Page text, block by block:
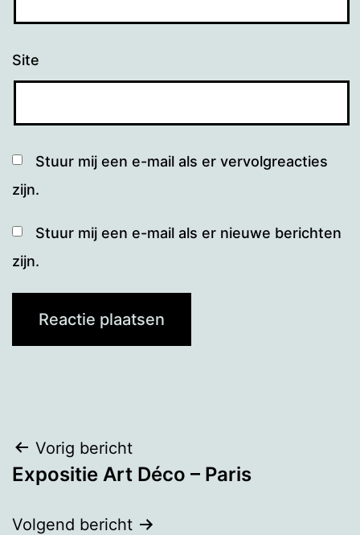
Site
Stuur mij een e-mail als er vervolgreacties
zijn.
Stuur mij een e-mail als er nieuwe berichten
zijn.
Bericht
navigatie
Vorig bericht
Expositie Art Déco – Paris
Volgend bericht